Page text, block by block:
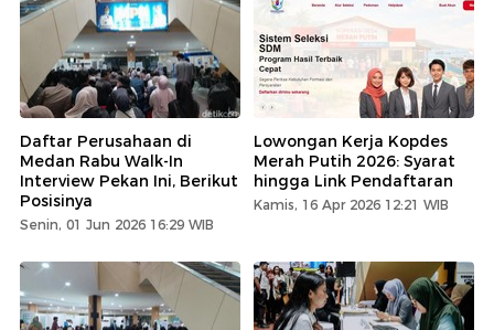
Daftar Perusahaan di
Medan Rabu Walk-In
Interview Pekan Ini, Berikut
Posisinya
Senin, 01 Jun 2026 16:29 WIB
Lowongan Kerja Kopdes
Merah Putih 2026: Syarat
hingga Link Pendaftaran
Kamis, 16 Apr 2026 12:21 WIB